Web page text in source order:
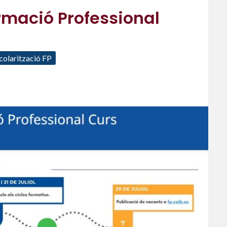
Professional
FP